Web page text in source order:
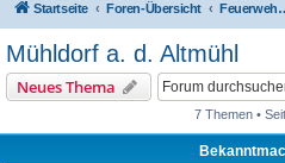
Startseite Foren-Übersicht
Mühldorf a. d. Altmühl
Neues Thema
7 Themen •